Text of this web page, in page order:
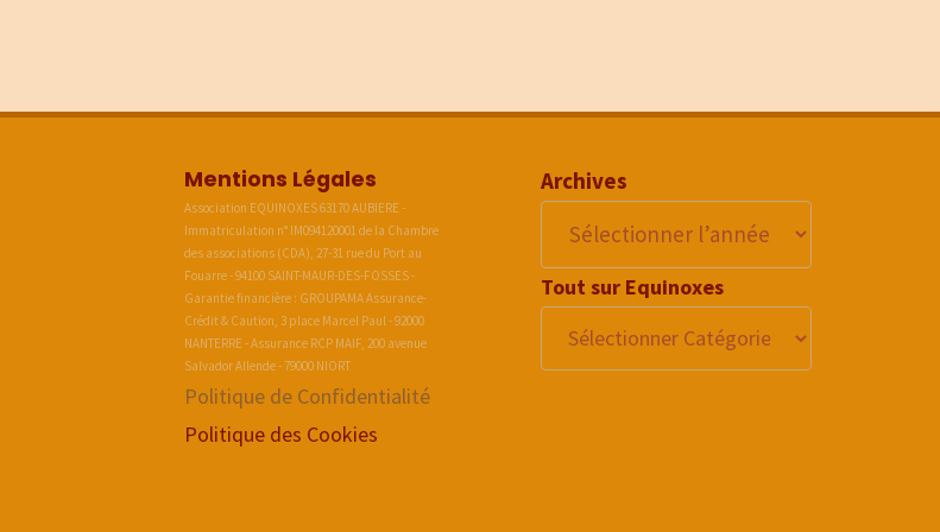
Mentions Légales
Association EQUINOXES 63170 AUBIERE -
Immatriculation n° IM094120001 de la Chambre
des associations (CDA), 27-31 rue du Port au
Fouarre - 94100 SAINT-MAUR-DES-FOSSES -
Garantie financière : GROUPAMA Assurance-
Crédit & Caution, 3 place Marcel Paul - 92000
NANTERRE - Assurance RCP MAIF, 200 avenue
Salvador Allende - 79000 NIORT
Politique de Confidentialité
Politique des Cookies
Archives
Tout sur Equinoxes